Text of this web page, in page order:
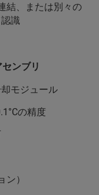
結、または別々の
識
ンブリ
モジュール
の精度
）